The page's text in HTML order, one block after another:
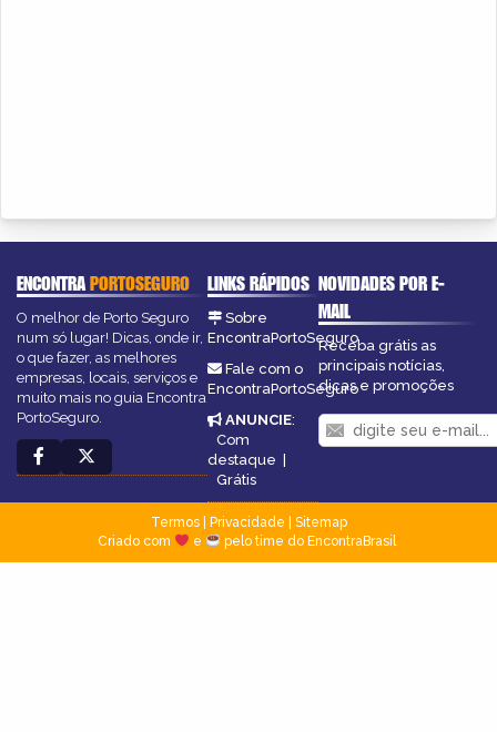
ENCONTRAPORTOSEGURO
O melhor de Porto Seguro
num só lugar! Dicas, onde ir,
o que fazer, as melhores
empresas, locais, serviços e
muito mais no guia Encontra
PortoSeguro.
LINKS RÁPIDOS
Sobre
EncontraPortoSeguro
Fale com o
EncontraPortoSeguro
ANUNCIE:
Com
destaque |
Grátis
NOVIDADES POR E-
MAIL
Receba grátis as
principais notícias,
dicas e promoções
Termos| Privacidade
Sitemap
Criado com
e pelo time do EncontraBrasil